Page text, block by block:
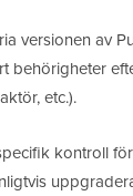
versionen av
behörigheter
etc.).
kontroll